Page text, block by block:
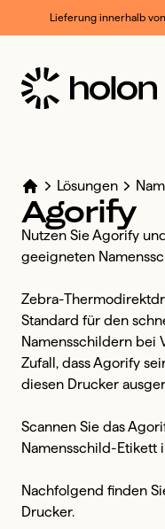
Lieferung innerhalb
Lösungen
Agorify
Nutzen Sie Agorify
geeigneten
Zebra-
Standard für den
Namensschildern bei
Zufall, dass Agorify
diesen Drucker
Scannen Sie das
Namensschild-Etikett
Nachfolgend finden
Drucker.